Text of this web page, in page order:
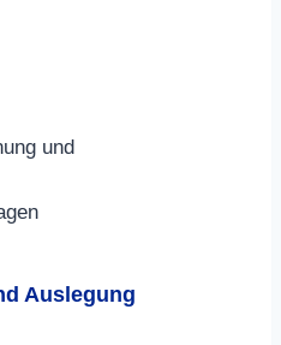
Auslegung